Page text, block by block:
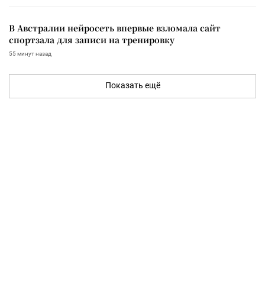
В Австралии нейросеть впервые взломала сайт
спортзала для записи на тренировку
55 минут назад
Показать ещё